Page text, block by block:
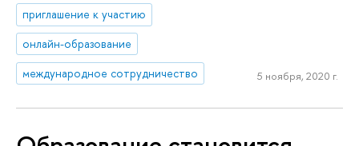
приглашение к участию
онлайн-образование
международное сотрудничество
5 ноября, 2020 г.